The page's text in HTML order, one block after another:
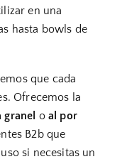
en una
hasta bowls de
que cada
Ofrecemos la
o al por
B2b que
si necesitas un